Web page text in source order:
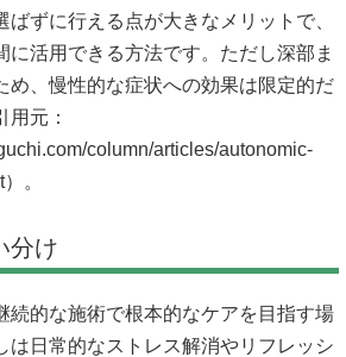
ばずに行える点が大きなメリットで、
に活用できる方法です。ただし深部ま
め、慢性的な症状への効果は限定的だ
用元：
column/articles/autonomic-
。
分け
続的な施術で根本的なケアを目指す場
は日常的なストレス解消やリフレッシ